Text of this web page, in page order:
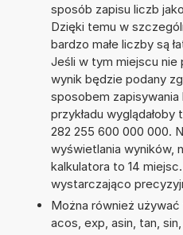
sposób zapisu liczb
Dzięki temu w
bardzo małe liczby są
Jeśli w tym miejscu nie
wynik będzie podany
sposobem
przykładu
282 255 600 000 000.
wyświetlania wyników,
kalkulatora to 14
wystarczająco
Można również
acos, exp, asin, tan,